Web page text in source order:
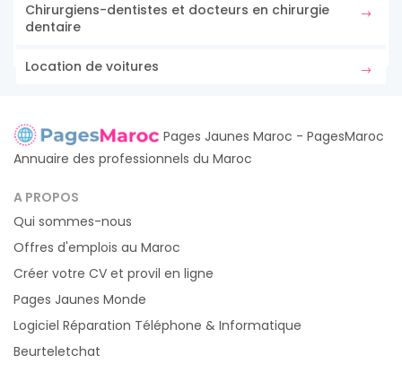
Chirurgiens-dentistes et docteurs en chirurgie
dentaire
Location de voitures
Pages Jaunes Maroc - PagesMaroc
Annuaire des professionnels du Maroc
A PROPOS
Qui sommes-nous
Offres d'emplois au Maroc
Créer votre CV et provil en ligne
Pages Jaunes Monde
Logiciel Réparation Téléphone & Informatique
Beurteletchat